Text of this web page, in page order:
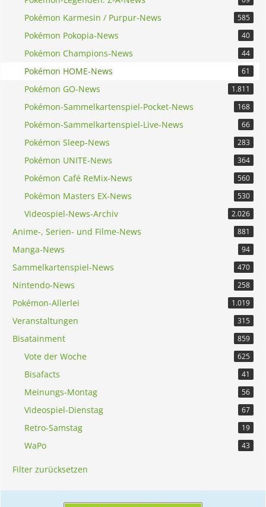
jemand der all diese Bedingungen erfüllt,
meinen Pokemon Home Account verbindet,
dann sollte sich der Mega-Dex füllen.
Danach die Verbindung zu Home wieder
aufheben.
Ist allerdings sehr riskant, da ja während
dieser Aktion der komplette Zugriff auf Home
Pokémon Karmesin / Purpur-News 585
Pokémon Pokopia-News 40
Pokémon Champions-News 44
Pokémon HOME-News 61
Pokémon GO-News 1.811
Pokémon-Sammelkartenspiel-Pocket-News 168
Pokémon-Sammelkartenspiel-Live-News 66
Pokémon Sleep-News 283
Pokémon UNITE-News 364
Pokémon Café ReMix-News 560
Pokémon Masters EX-News 530
Videospiel-News-Archiv 2.026
Anime-, Serien- und Filme-News 881
Manga-News 94
Sammelkartenspiel-News 470
Nintendo-News 258
Pokémon-Allerlei 1.019
Veranstaltungen 315
Bisatainment 859
Vote der Woche 625
Bisafacts 41
Meinungs-Montag 56
Videospiel-Dienstag 67
Retro-Samstag 19
WaPo 43
Filter zurücksetzen